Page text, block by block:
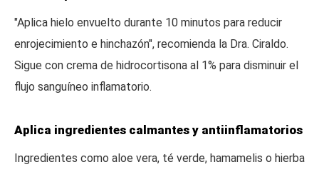
"Aplica hielo envuelto durante 10 minutos para reducir
enrojecimiento e hinchazón", recomienda la Dra. Ciraldo.
Sigue con crema de hidrocortisona al 1% para disminuir el
flujo sanguíneo inflamatorio.
Aplica ingredientes calmantes y antiinflamatorios
Ingredientes como aloe vera, té verde, hamamelis o hierba